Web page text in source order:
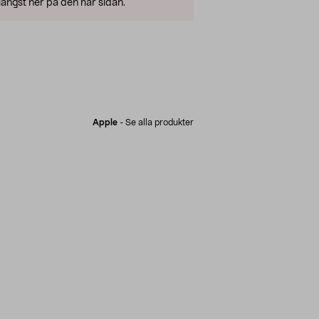
ner på den här sidan.
Apple - Se alla produkter